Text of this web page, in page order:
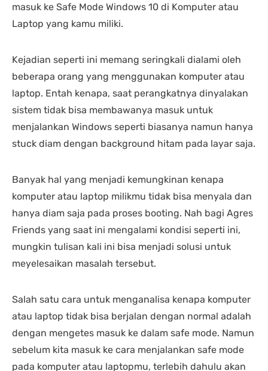
masuk ke Safe Mode Windows 10 di Komputer atau
Laptop yang kamu miliki.
Kejadian seperti ini memang seringkali dialami oleh
beberapa orang yang menggunakan komputer atau
laptop. Entah kenapa, saat perangkatnya dinyalakan
sistem tidak bisa membawanya masuk untuk
menjalankan Windows seperti biasanya namun hanya
stuck diam dengan background hitam pada layar saja.
Banyak hal yang menjadi kemungkinan kenapa
komputer atau laptop milikmu tidak bisa menyala dan
hanya diam saja pada proses booting. Nah bagi Agres
Friends yang saat ini mengalami kondisi seperti ini,
mungkin tulisan kali ini bisa menjadi solusi untuk
meyelesaikan masalah tersebut.
Salah satu cara untuk menganalisa kenapa komputer
atau laptop tidak bisa berjalan dengan normal adalah
dengan mengetes masuk ke dalam safe mode. Namun
sebelum kita masuk ke cara menjalankan safe mode
pada komputer atau laptopmu, terlebih dahulu akan